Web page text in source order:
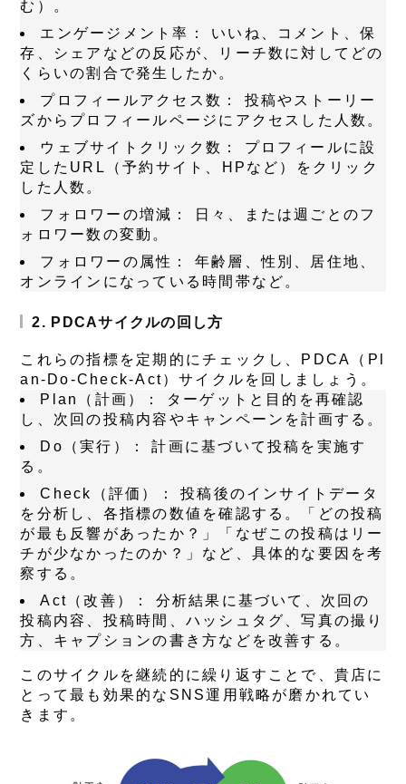
む）。
エンゲージメント率：
いいね、コメント、保
存、シェアなどの反応が、リーチ数に対してどの
くらいの割合で発生したか。
プロフィールアクセス数：
投稿やストーリー
ズからプロフィールページにアクセスした人数。
ウェブサイトクリック数：
プロフィールに設
定したURL（予約サイト、HPなど）をクリック
した人数。
フォロワーの増減：
日々、または週ごとのフ
ォロワー数の変動。
フォロワーの属性：
年齢層、性別、居住地、
オンラインになっている時間帯など。
2. PDCAサイクルの回し方
これらの指標を定期的にチェックし、PDCA（Pl
an-Do-Check-Act）サイクルを回しましょう。
Plan（計画）：
ターゲットと目的を再確認
し、次回の投稿内容やキャンペーンを計画する。
Do（実行）：
計画に基づいて投稿を実施す
る。
Check（評価）：
投稿後のインサイトデータ
を分析し、各指標の数値を確認する。「どの投稿
が最も反響があったか？」「なぜこの投稿はリー
チが少なかったのか？」など、具体的な要因を考
察する。
Act（改善）：
分析結果に基づいて、次回の
投稿内容、投稿時間、ハッシュタグ、写真の撮り
方、キャプションの書き方などを改善する。
このサイクルを継続的に繰り返すことで、貴店に
とって最も効果的なSNS運用戦略が磨かれてい
きます。